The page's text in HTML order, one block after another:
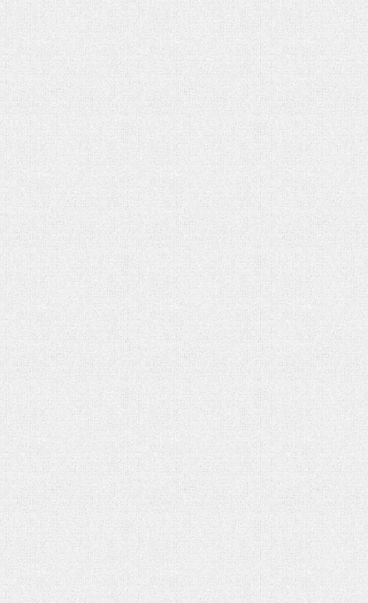
تحلیل بحران یمن در گفتوگو با منصور براتی
شماره دوم ماهنامه الکترونیکی فراتاب